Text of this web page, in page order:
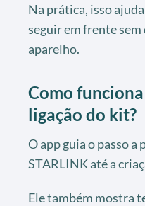
Na prática, isso
seguir em frente
aparelho.
Como
ligação do kit?
O app guia o passo a
STARLINK até a
Ele também mostra